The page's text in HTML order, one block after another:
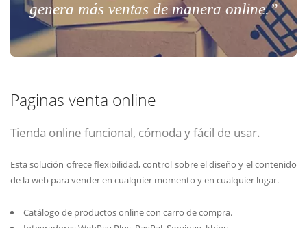
genera más ventas de manera online.”
Paginas venta online
Tienda online funcional, cómoda y fácil de usar.
Esta solución ofrece flexibilidad, control sobre el diseño y el contenido
de la web para vender en cualquier momento y en cualquier lugar.
Catálogo de productos online con carro de compra.